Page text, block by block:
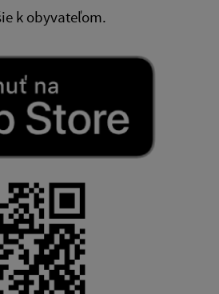
k obyvateľom.